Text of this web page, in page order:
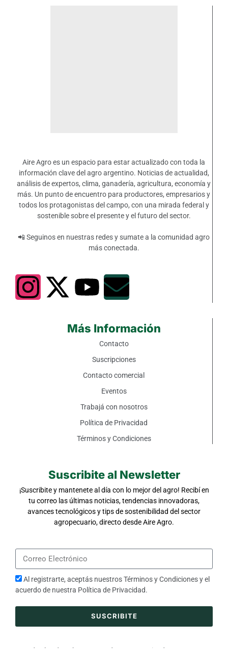
Aire Agro es un espacio para estar actualizado con toda la
información clave del agro argentino. Noticias de actualidad,
análisis de expertos, clima, ganadería, agricultura, economía y
más. Un punto de encuentro para productores, empresarios y
todos los protagonistas del campo, con una mirada federal y
sostenible sobre el presente y el futuro del sector.
📲 Seguinos en nuestras redes y sumate a la comunidad agro
más conectada.
Más Información
Contacto
Suscripciones
Contacto comercial
Eventos
Trabajá con nosotros
Política de Privacidad
Términos y Condiciones
Suscribite al Newsletter
¡Suscribite y mantenete al día con lo mejor del agro! Recibí en
tu correo las últimas noticias, tendencias innovadoras,
avances tecnológicos y tips de sostenibilidad del sector
agropecuario, directo desde Aire Agro.
Al registrarte, aceptás nuestrosTérminos y Condicionesy el
acuerdo de nuestra Política de Privacidad.
SUSCRIBITE
Todos los derechos reservados © 2025 Aire de Santa Fe ~